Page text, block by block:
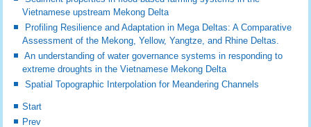
Vietnamese upstream Mekong Delta
Profiling Resilience and Adaptation in Mega Deltas: A Comparative
Assessment of the Mekong, Yellow, Yangtze, and Rhine Deltas.
An understanding of water governance systems in responding to
extreme droughts in the Vietnamese Mekong Delta
Spatial Topographic Interpolation for Meandering Channels
Start
Prev